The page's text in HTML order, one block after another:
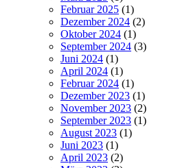
Februar 2025 (1)
Dezember 2024 (2)
Oktober 2024 (1)
September 2024 (3)
Juni 2024 (1)
April 2024 (1)
Februar 2024 (1)
Dezember 2023 (1)
November 2023 (2)
September 2023 (1)
August 2023 (1)
Juni 2023 (1)
April 2023 (2)